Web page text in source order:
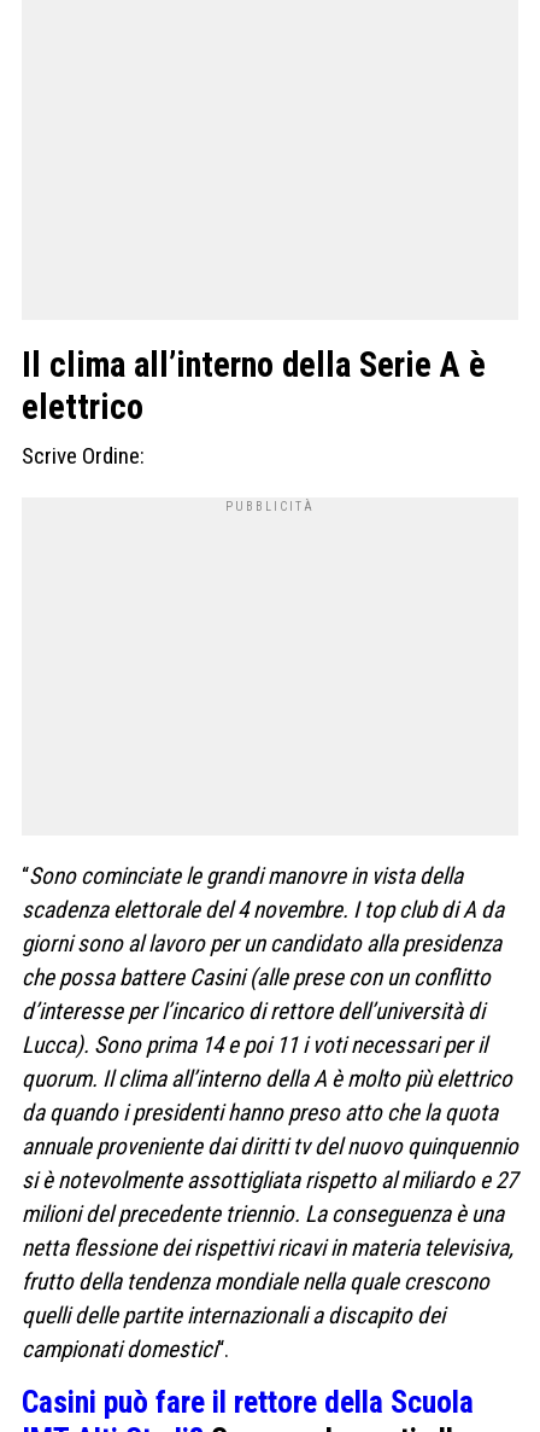
Il clima all’interno della Serie A è
elettrico
Scrive Ordine:
“Sono cominciate le grandi manovre in vista della
scadenza elettorale del 4 novembre. I top club di A da
giorni sono al lavoro per un candidato alla presidenza
che possa battere Casini (alle prese con un conflitto
d’interesse per l’incarico di rettore dell’università di
Lucca). Sono prima 14 e poi 11 i voti necessari per il
quorum. Il clima all’interno della A è molto più elettrico
da quando i presidenti hanno preso atto che la quota
annuale proveniente dai diritti tv del nuovo quinquennio
si è notevolmente assottigliata rispetto al miliardo e 27
milioni del precedente triennio. La conseguenza è una
netta flessione dei rispettivi ricavi in materia televisiva,
frutto della tendenza mondiale nella quale crescono
quelli delle partite internazionali a discapito dei
campionati domestici“.
Casini può fare il rettore della Scuola